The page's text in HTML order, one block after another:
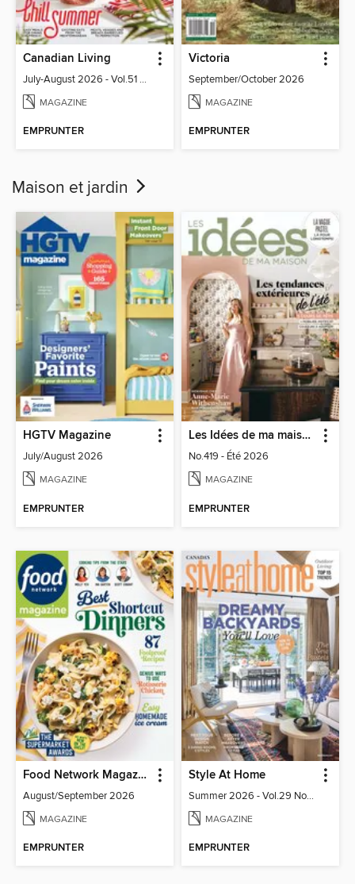
Canadian Living
July-August 2026 - Vol.51 No.05
MAGAZINE
EMPRUNTER
Victoria
September/October 2026
MAGAZINE
EMPRUNTER
Maison et jardin
HGTV Magazine
July/August 2026
MAGAZINE
EMPRUNTER
Les Idées de ma maison
No.419 - Été 2026
MAGAZINE
EMPRUNTER
Food Network Magazine
August/September 2026
MAGAZINE
EMPRUNTER
Style At Home
Summer 2026 - Vol.29 No.02
MAGAZINE
EMPRUNTER